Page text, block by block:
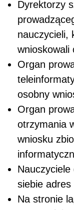
Dyrektorzy
nauczycieli,
wnioskowali
Organ
osobny
Organ
otrzymania
wniosku
siebie
Na stronie